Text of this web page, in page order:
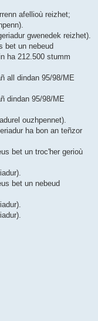
afellioù reizhet;
gwenedek reizhet).
bet un nebeud
ha 212.500 stumm
all dindan 95/98/ME
dindan 95/98/ME
ouzhpennet).
ha bon an teñzor
bet un troc'her gerioù
bet un nebeud